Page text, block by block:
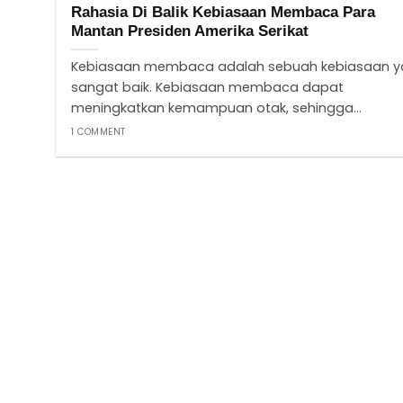
Rahasia Di Balik Kebiasaan Membaca Para
Mantan Presiden Amerika Serikat
Kebiasaan membaca adalah sebuah kebiasaan
sangat baik. Kebiasaan membaca dapat
meningkatkan kemampuan otak, sehingga...
1 COMMENT